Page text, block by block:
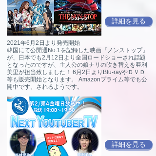
詳細を見る
​2021年6月2日より発売開始
韓国にて公開週No.1を記録した映画『ノンストップ』
が、日本でも2月12日より全国ロードショーされ話題
となったのですが、主人公の娘ナリの吹き替えを亜利
美里が担当致しました！ 6月2日よりBlu-rayやＤＶＤ
等も販売開始となります。 Amazonプライム等でも公
開中です。されるようです。
詳細を見る